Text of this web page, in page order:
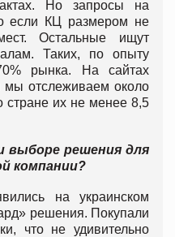
Но запросы на
если КЦ размером не
Остальные ищут
Таких, по опыту
рынка. На сайтах
мы отслеживаем около
их не менее 8,5
выборе решения для
компании?
на украинском
решения. Покупали
что не удивительно